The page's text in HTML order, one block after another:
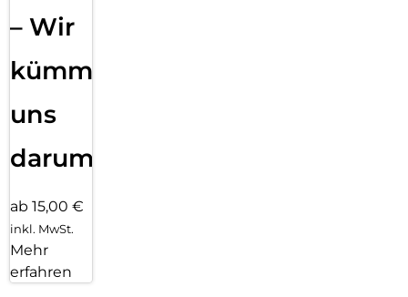
– Wir
kümmern
uns
darum!
ab 15,00 €
inkl. MwSt.
Mehr
erfahren